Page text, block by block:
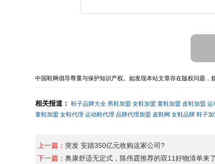
中国鞋网倡导尊重与保护知识产权。如发现本站文章存在版权问题
相关报道： 鞋子品牌大全 男鞋加盟 女鞋加盟 童鞋加盟 皮鞋加盟 运
童鞋加盟 女鞋代理 运动鞋代理 品牌代理加盟 皮鞋网 女鞋品牌 鞋子加
上一篇： 突发 安踏350亿元收购这家公司?
下一篇： 奥康舒适无定式，陈伟霆推荐的双11好物清单来了